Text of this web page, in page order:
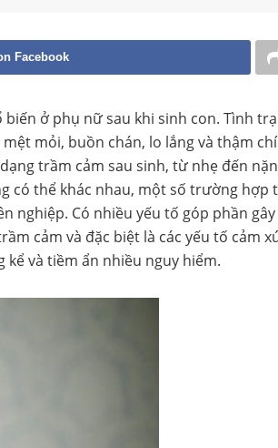
Facebook
ở phụ nữ sau khi sinh con. Tình
mỏi, buồn chán, lo lắng và thậm chí
trầm cảm sau sinh, từ nhẹ đến
có thể khác nhau, một số trường hợp
nghiệp. Có nhiều yếu tố góp phần gây
cảm và đặc biệt là các yếu tố cảm
và tiềm ẩn nhiều nguy hiểm.